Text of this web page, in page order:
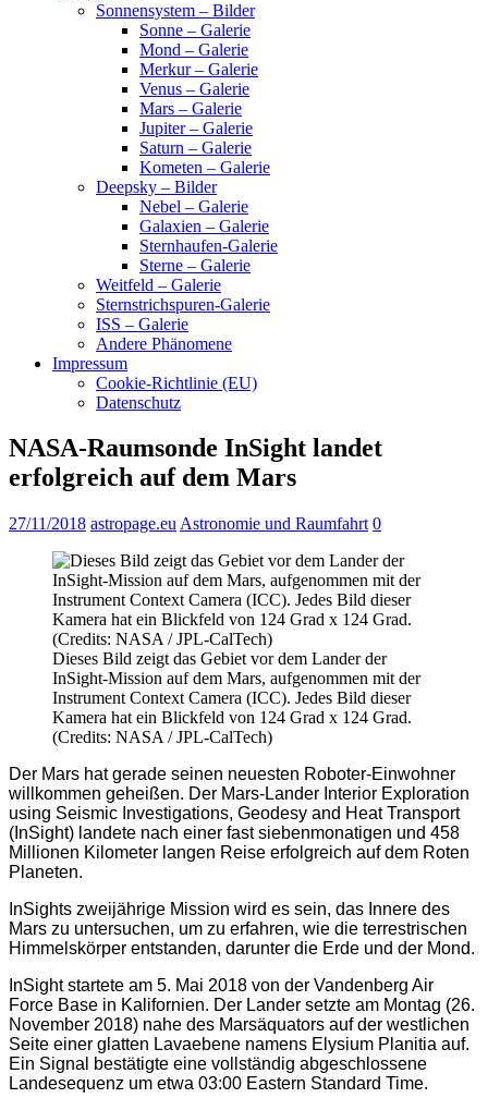
Sonnensystem – Bilder
Sonne – Galerie
Mond – Galerie
Merkur – Galerie
Venus – Galerie
Mars – Galerie
Jupiter – Galerie
Saturn – Galerie
Kometen – Galerie
Deepsky – Bilder
Nebel – Galerie
Galaxien – Galerie
Sternhaufen-Galerie
Sterne – Galerie
Weitfeld – Galerie
Sternstrichspuren-Galerie
ISS – Galerie
Andere Phänomene
Impressum
Cookie-Richtlinie (EU)
Datenschutz
NASA-Raumsonde InSight landet
erfolgreich auf dem Mars
27/11/2018 astropage.eu Astronomie und Raumfahrt 0
Dieses Bild zeigt das Gebiet vor dem Lander der
InSight-Mission auf dem Mars, aufgenommen mit der
Instrument Context Camera (ICC). Jedes Bild dieser
Kamera hat ein Blickfeld von 124 Grad x 124 Grad.
(Credits: NASA / JPL-CalTech)
Der Mars hat gerade seinen neuesten Roboter-Einwohner
willkommen geheißen. Der Mars-Lander Interior Exploration
using Seismic Investigations, Geodesy and Heat Transport
(InSight) landete nach einer fast siebenmonatigen und 458
Millionen Kilometer langen Reise erfolgreich auf dem Roten
Planeten.
InSights zweijährige Mission wird es sein, das Innere des
Mars zu untersuchen, um zu erfahren, wie die terrestrischen
Himmelskörper entstanden, darunter die Erde und der Mond.
InSight startete am 5. Mai 2018 von der Vandenberg Air
Force Base in Kalifornien. Der Lander setzte am Montag (26.
November 2018) nahe des Marsäquators auf der westlichen
Seite einer glatten Lavaebene namens Elysium Planitia auf.
Ein Signal bestätigte eine vollständig abgeschlossene
Landesequenz um etwa 03:00 Eastern Standard Time.